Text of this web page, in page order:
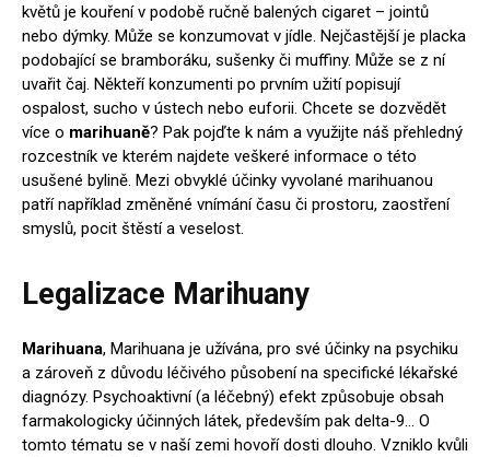
květů je kouření v podobě ručně balených cigaret – jointů
nebo dýmky. Může se konzumovat v jídle. Nejčastější je placka
podobající se bramboráku, sušenky či muffiny. Může se z ní
uvařit čaj. Někteří konzumenti po prvním užití popisují
ospalost, sucho v ústech nebo euforii. Chcete se dozvědět
více o marihuaně? Pak pojďte k nám a využijte náš přehledný
rozcestník ve kterém najdete veškeré informace o této
usušené bylině. Mezi obvyklé účinky vyvolané marihuanou
patří například změněné vnímání času či prostoru, zaostření
smyslů, pocit štěstí a veselost.
Legalizace Marihuany
Marihuana, Marihuana je užívána, pro své účinky na psychiku
a zároveň z důvodu léčivého působení na specifické lékařské
diagnózy. Psychoaktivní (a léčebný) efekt způsobuje obsah
farmakologicky účinných látek, především pak delta-9… O
tomto tématu se v naší zemi hovoří dosti dlouho. Vzniklo kvůli